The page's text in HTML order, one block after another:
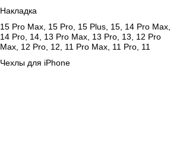
Накладка
15 Pro Max, 15 Pro, 15 Plus, 15, 14 Pro Max,
14 Pro, 14, 13 Pro Max, 13 Pro, 13, 12 Pro
Max, 12 Pro, 12, 11 Pro Max, 11 Pro, 11
Чехлы для iPhone